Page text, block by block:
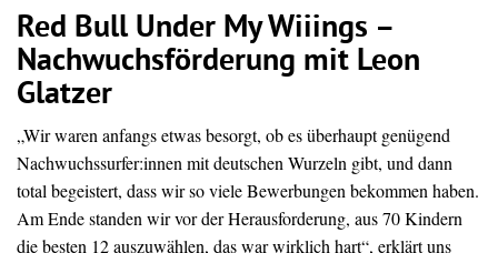
Red Bull Under My Wiiings –
Nachwuchsförderung mit Leon
Glatzer
„Wir waren anfangs etwas besorgt, ob es überhaupt genügend
Nachwuchssurfer:innen mit deutschen Wurzeln gibt, und dann
total begeistert, dass wir so viele Bewerbungen bekommen haben.
Am Ende standen wir vor der Herausforderung, aus 70 Kindern
die besten 12 auszuwählen, das war wirklich hart“, erklärt uns